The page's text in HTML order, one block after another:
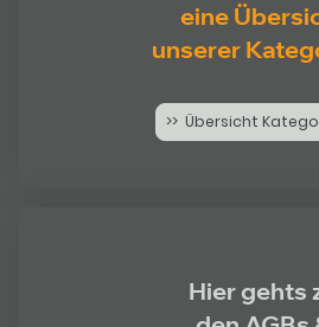
eine
unserer
>> Übersicht
Hier gehts